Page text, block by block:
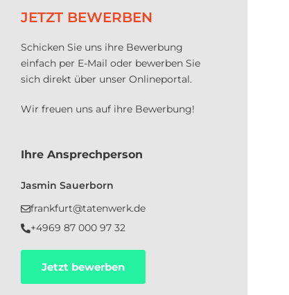
JETZT BEWERBEN
Schicken Sie uns ihre Bewerbung
einfach per E-Mail oder bewerben Sie
sich direkt über unser Onlineportal.
Wir freuen uns auf ihre Bewerbung!
Ihre Ansprechperson
Jasmin Sauerborn
frankfurt@tatenwerk.de
+4969 87 000 97 32
Jetzt bewerben